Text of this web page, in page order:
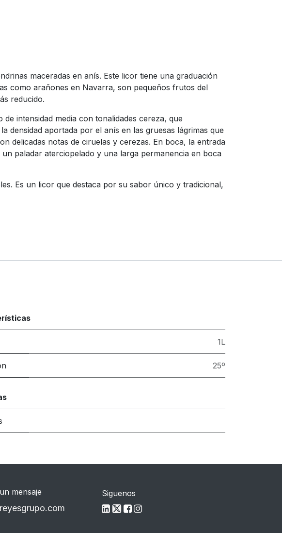
maceradas en anís. Este licor tiene una graduación
como arañones en Navarra, son pequeños frutos del
reducido.
intensidad media con tonalidades cereza, que
densidad aportada por el anís en las gruesas lágrimas que
delicadas notas de ciruelas y cerezas. En boca, la entrada
paladar aterciopelado y una larga permanencia en boca
Es un licor que destaca por su sabor único y tradicional,
1L
25º
mensaje Siguenos